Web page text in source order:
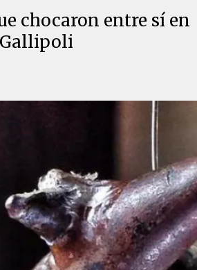
chocaron entre sí en